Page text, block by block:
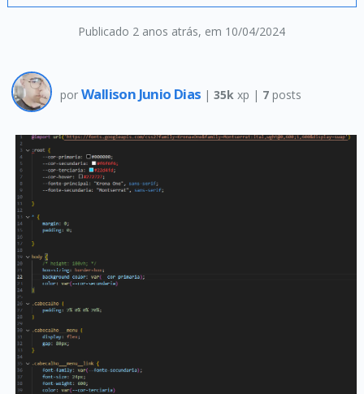
Publicado 2 anos atrás, em 10/04/2024
por Wallison Junio Dias | 35k xp | 7posts